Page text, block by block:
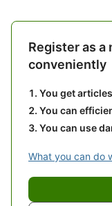
Register as a
conveniently
You get
You can
You can use
What you can do